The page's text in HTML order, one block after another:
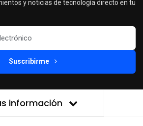
y noticias de tecnología directo en tu
Suscribirme
información